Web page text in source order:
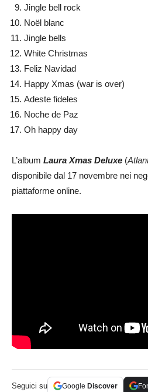
Jingle bell rock
Noël blanc
Jingle bells
White Christmas
Feliz Navidad
Happy Xmas (war is over)
Adeste fideles
Noche de Paz
Oh happy day
L’album Laura Xmas Deluxe (
disponibile dal 17 novembre nei
piattaforme online.
Seguici su Google Discover